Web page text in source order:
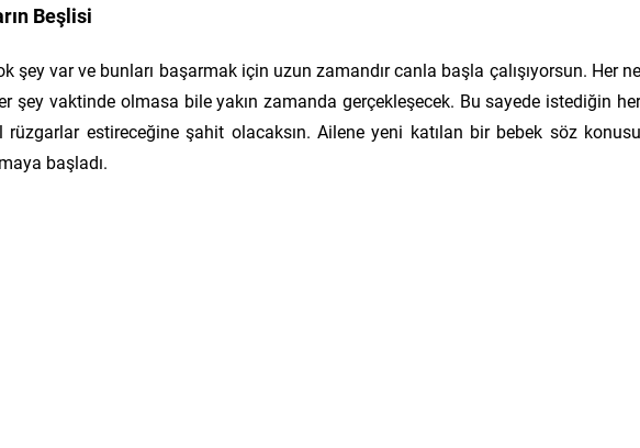
Beşlisi
şey var ve bunları başarmak için uzun zamandır canla başla çalışıyorsun. Her ne
şey vaktinde olmasa bile yakın zamanda gerçekleşecek. Bu sayede istediğin her
rüzgarlar estireceğine şahit olacaksın. Ailene yeni katılan bir bebek söz konusu
başladı.